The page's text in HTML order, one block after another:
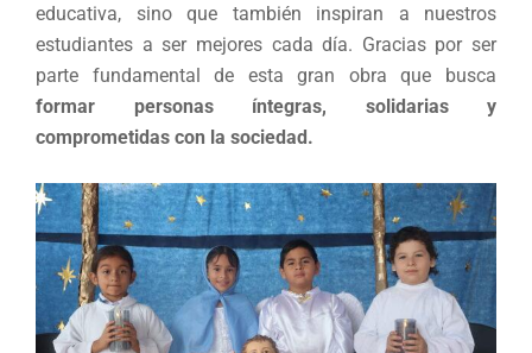
educativa, sino que también inspiran a nuestros
estudiantes a ser mejores cada día. Gracias por ser
parte fundamental de esta gran obra que busca
formar personas íntegras, solidarias y
comprometidas con la sociedad.